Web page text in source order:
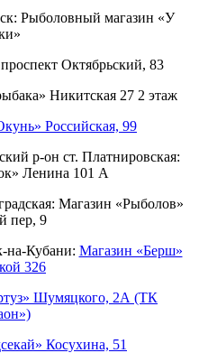
Рыболовный магазин «У
Октябрьский, 83
Никитская 27 2 этаж
Российская, 99
р-он ст. Платнировская:
Ленина 101 А
Магазин «Рыболов»
пер, 9
на-Кубани: Магазин «Берш»
326
Шумяцкого, 2А (ТК
Косухина, 51